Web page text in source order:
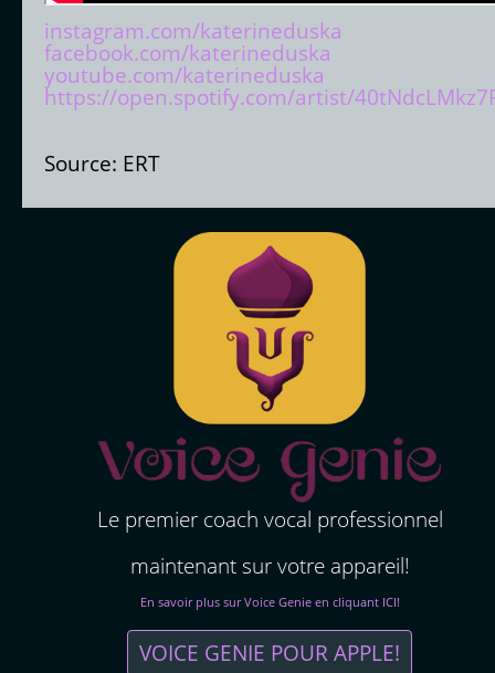
instagram.com/katerineduska
facebook.com/katerineduska
youtube.com/katerineduska
https://open.spotify.com/artist/
Source: ERT
Le premier coach vocal professionnel
maintenant sur votre appareil!
En savoir plus sur Voice Genie en cliquant ICI!
VOICE GENIE POUR APPLE!